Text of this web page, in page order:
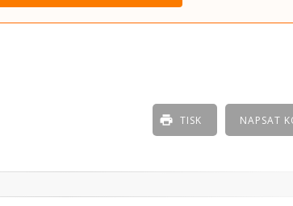
NAPSAT
TISK